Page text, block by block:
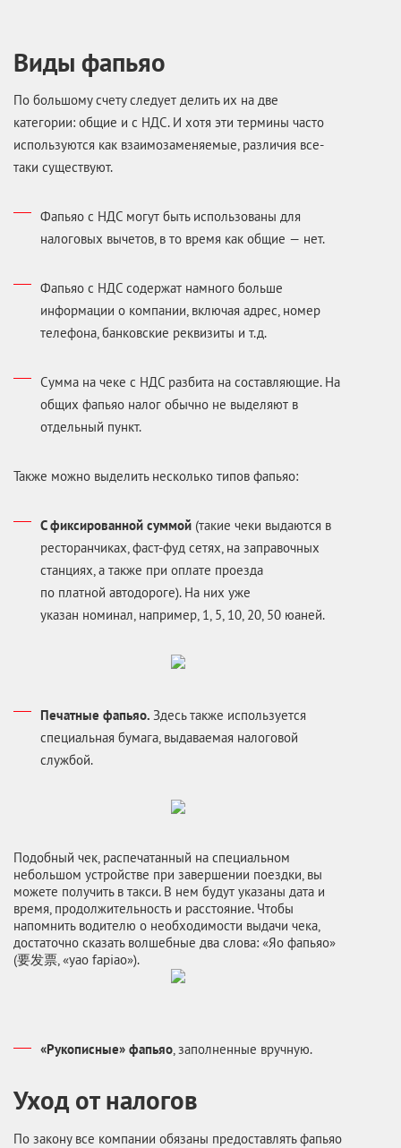
Виды фапьяо
По большому счету следует делить их на две
категории: общие и с НДС. И хотя эти термины часто
используются как взаимозаменяемые, различия все-
таки существуют.
Фапьяо с НДС могут быть использованы для
налоговых вычетов, в то время как общие — нет.
Фапьяо с НДС содержат намного больше
информации о компании, включая адрес, номер
телефона, банковские реквизиты и т.д.
Сумма на чеке с НДС разбита на составляющие. На
общих фапьяо налог обычно не выделяют в
отдельный пункт.
Также можно выделить несколько типов фапьяо:
С фиксированной суммой (такие чеки выдаются в
ресторанчиках, фаст-фуд сетях, на заправочных
станциях, а также при оплате проезда
по платной автодороге). На них уже
указан номинал, например, 1, 5, 10, 20, 50 юаней.
Печатные фапьяо. Здесь также используется
специальная бумага, выдаваемая налоговой
службой.
Подобный чек, распечатанный на специальном
небольшом устройстве при завершении поездки, вы
можете получить в такси. В нем будут указаны дата и
время, продолжительность и расстояние. Чтобы
напомнить водителю о необходимости выдачи чека,
достаточно сказать волшебные два слова: «Яо фапьяо»
(要发票, «yao fapiao»).
«Рукописные» фапьяо, заполненные вручную.
Уход от налогов
По закону все компании обязаны предоставлять фапьяо